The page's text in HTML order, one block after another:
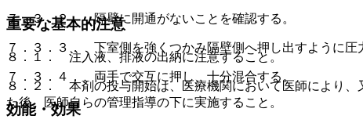
重要な基本的注意
８．１． 注入液、排液の出納に注意すること。
８．２． 本剤の投与開始は、医療機関において医師により、
た後、医師自らの管理指導の下に実施すること。
７．３．２． 隔壁に開通がないことを確認する。
７．３．３． 下室側を強くつかみ隔壁側へ押し出すように圧
７．３．４． 両手で交互に押し、十分混合する。
効能・効果